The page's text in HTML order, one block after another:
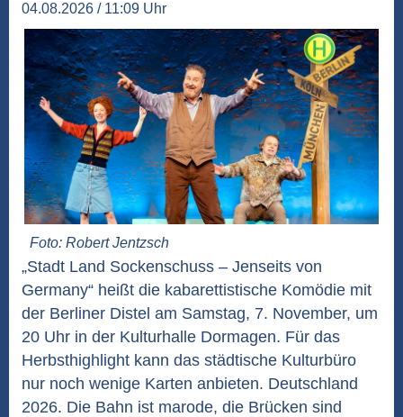
04.08.2026 / 11:09 Uhr
Foto: Robert Jentzsch
„Stadt Land Sockenschuss – Jenseits von
Germany“ heißt die kabarettistische Komödie mit
der Berliner Distel am Samstag, 7. November, um
20 Uhr in der Kulturhalle Dormagen. Für das
Herbsthighlight kann das städtische Kulturbüro
nur noch wenige Karten anbieten. Deutschland
2026. Die Bahn ist marode, die Brücken sind